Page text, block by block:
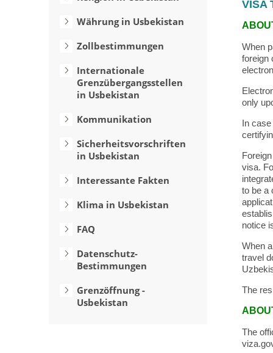
Währung in Usbekistan
Zollbestimmungen
Internationale
Grenzübergangsstellen
in Usbekistan
Kommunikation
Sicherheitsvorschriften
in Usbekistan
Interessante Fakten
Klima in Usbekistan
FAQ
Datenschutz-
Bestimmungen
Grenzöffnung -
Usbekistan
VISA
When
foreign
only
In
visa.
to be a
notice
When
travel
The
The